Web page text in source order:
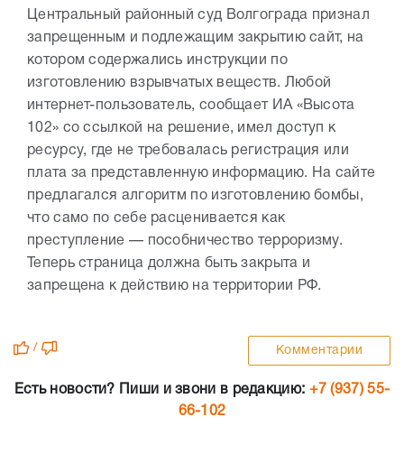
Центральный районный суд Волгограда признал
запрещенным и подлежащим закрытию сайт, на
котором содержались инструкции по
изготовлению взрывчатых веществ. Любой
интернет-пользователь, сообщает ИА «Высота
102» со ссылкой на решение, имел доступ к
ресурсу, где не требовалась регистрация или
плата за представленную информацию. На сайте
предлагался алгоритм по изготовлению бомбы,
что само по себе расценивается как
преступление — пособничество терроризму.
Теперь страница должна быть закрыта и
запрещена к действию на территории РФ.
/ Комментарии
Есть новости? Пиши и звони в редакцию: +7 (937) 55-
66-102